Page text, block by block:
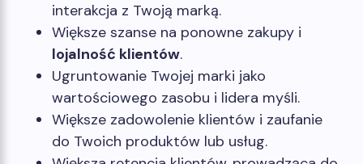
interakcja z Twoją marką.
Większe szanse na ponowne zakupy i
lojalność klientów.
Ugruntowanie Twojej marki jako
wartościowego zasobu i lidera myśli.
Większe zadowolenie klientów i zaufanie
do Twoich produktów lub usług.